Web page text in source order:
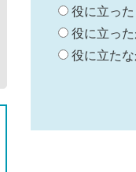
役に立った
役に立っ
役に立た